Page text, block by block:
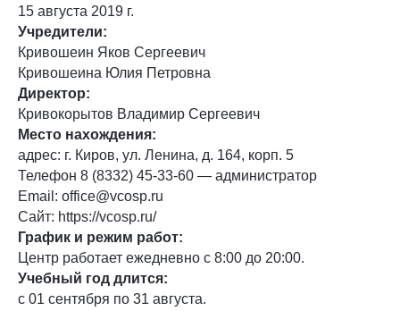
15 августа 2019 г.
Учредители:
Кривошеин Яков Сергеевич
Кривошеина Юлия Петровна
Директор:
Кривокорытов Владимир Сергеевич
Место нахождения:
адрес: г. Киров, ул. Ленина, д. 164, корп. 5
Телефон 8 (8332) 45-33-60 — администратор
Email: office@vcosp.ru
Сайт: https://vcosp.ru/
График и режим работ:
Центр работает ежедневно с 8:00 до 20:00.
Учебный год длится:
с 01 сентября по 31 августа.